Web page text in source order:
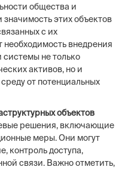
общества и
значимость этих объектов
с их
необходимость внедрения
системы не только
активов, но и
от потенциальных
объектов
решения, включающие
меры. Они могут
контроль доступа,
связи. Важно отметить,